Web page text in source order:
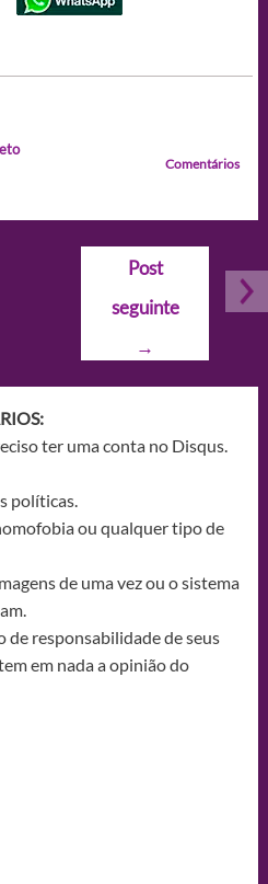
Comentários
Post
seguinte
→
ter uma conta no Disqus.
políticas.
ou qualquer tipo de
de uma vez ou o sistema
de responsabilidade de seus
em nada a opinião do